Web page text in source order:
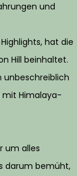
und
hat die
Hill beinhaltet.
unbeschreiblich
mit Himalaya-
um alles
darum bemüht,